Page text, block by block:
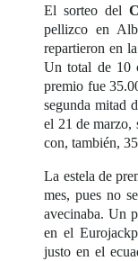
El sorteo del
pellizco en
repartieron en
Un total de 10
premio fue
segunda mitad
el 21 de marzo,
con, también,
La estela de
mes, pues no
avecinaba. Un
en el
justo en el